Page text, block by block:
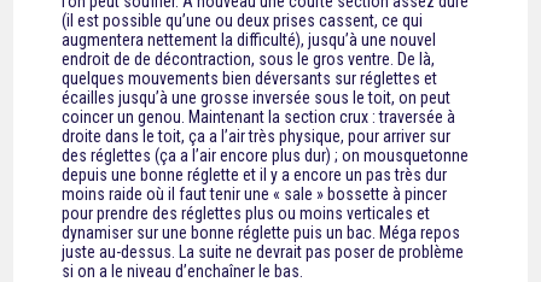
(il est possible qu’une ou deux prises cassent, ce qui
augmentera nettement la difficulté), jusqu’à une nouvel
endroit de de décontraction, sous le gros ventre. De là,
quelques mouvements bien déversants sur réglettes et
écailles jusqu’à une grosse inversée sous le toit, on peut
coincer un genou. Maintenant la section crux : traversée à
droite dans le toit, ça a l’air très physique, pour arriver sur
des réglettes (ça a l’air encore plus dur) ; on mousquetonne
depuis une bonne réglette et il y a encore un pas très dur
moins raide où il faut tenir une « sale » bossette à pincer
pour prendre des réglettes plus ou moins verticales et
dynamiser sur une bonne réglette puis un bac. Méga repos
juste au-dessus. La suite ne devrait pas poser de problème
si on a le niveau d’enchaîner le bas.